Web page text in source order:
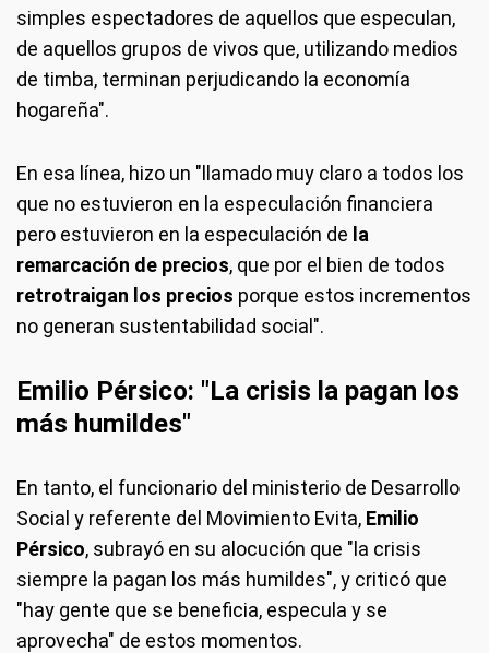
simples espectadores de aquellos que especulan,
de aquellos grupos de vivos que, utilizando medios
de timba, terminan perjudicando la economía
hogareña".
En esa línea, hizo un "llamado muy claro a todos los
que no estuvieron en la especulación financiera
pero estuvieron en la especulación de la
remarcación de precios, que por el bien de todos
retrotraigan los precios porque estos incrementos
no generan sustentabilidad social".
Emilio Pérsico: "La crisis la pagan los
más humildes"
En tanto, el funcionario del ministerio de Desarrollo
Social y referente del Movimiento Evita, Emilio
Pérsico, subrayó en su alocución que "la crisis
siempre la pagan los más humildes", y criticó que
"hay gente que se beneficia, especula y se
aprovecha" de estos momentos.